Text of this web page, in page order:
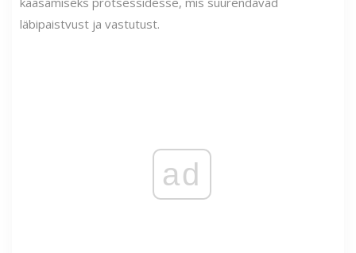
läbipaistvust ja vastutust.
ad